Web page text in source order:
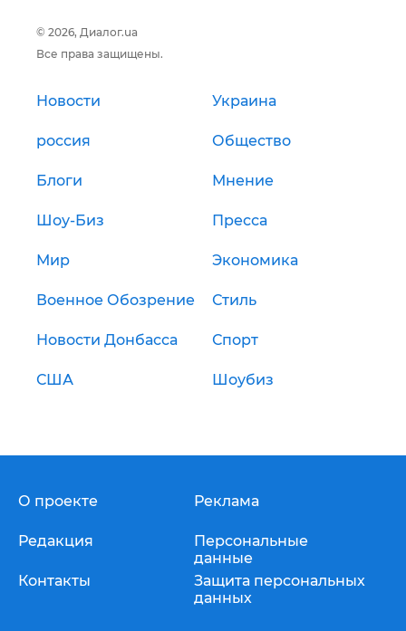
© 2026, Диалог.ua
Все права защищены.
Новости Украина
россия Общество
Блоги Мнение
Шоу-Биз Пресса
Мир Экономика
Военное Обозрение Стиль
Новости Донбасса Спорт
США Шоубиз
О проекте
Редакция
Контакты
Реклама
Персональные
данные
Защита персональных
данных